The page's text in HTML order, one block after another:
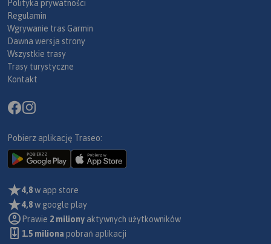
Polityka prywatności
Regulamin
Wgrywanie tras Garmin
Dawna wersja strony
Wszystkie trasy
Trasy turystyczne
Kontakt
Pobierz aplikację Traseo:
4,8w app store
4,8w google play
Prawie 2 miliony aktywnych użytkowników
1.5 miliona pobrań aplikacji